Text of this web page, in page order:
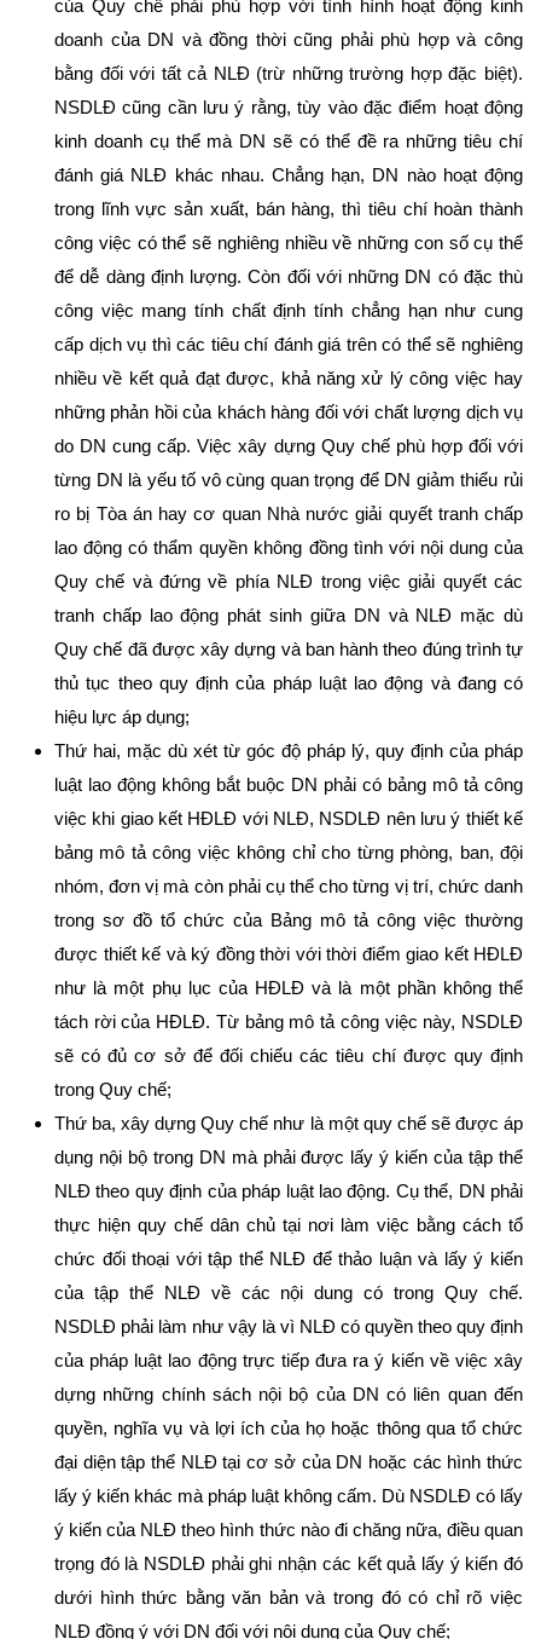
của Quy chế phải phù hợp với tình hình hoạt động kinh
doanh của DN và đồng thời cũng phải phù hợp và công
bằng đối với tất cả NLĐ (trừ những trường hợp đặc biệt).
NSDLĐ cũng cần lưu ý rằng, tùy vào đặc điểm hoạt động
kinh doanh cụ thể mà DN sẽ có thể đề ra những tiêu chí
đánh giá NLĐ khác nhau. Chẳng hạn, DN nào hoạt động
trong lĩnh vực sản xuất, bán hàng, thì tiêu chí hoàn thành
công việc có thể sẽ nghiêng nhiều về những con số cụ thể
để dễ dàng định lượng. Còn đối với những DN có đặc thù
công việc mang tính chất định tính chẳng hạn như cung
cấp dịch vụ thì các tiêu chí đánh giá trên có thể sẽ nghiêng
nhiều về kết quả đạt được, khả năng xử lý công việc hay
những phản hồi của khách hàng đối với chất lượng dịch vụ
do DN cung cấp. Việc xây dựng Quy chế phù hợp đối với
từng DN là yếu tố vô cùng quan trọng để DN giảm thiểu rủi
ro bị Tòa án hay cơ quan Nhà nước giải quyết tranh chấp
lao động có thẩm quyền không đồng tình với nội dung của
Quy chế và đứng về phía NLĐ trong việc giải quyết các
tranh chấp lao động phát sinh giữa DN và NLĐ mặc dù
Quy chế đã được xây dựng và ban hành theo đúng trình tự
thủ tục theo quy định của pháp luật lao động và đang có
hiệu lực áp dụng;
Thứ hai, mặc dù xét từ góc độ pháp lý, quy định của pháp
luật lao động không bắt buộc DN phải có bảng mô tả công
việc khi giao kết HĐLĐ với NLĐ, NSDLĐ nên lưu ý thiết kế
bảng mô tả công việc không chỉ cho từng phòng, ban, đội
nhóm, đơn vị mà còn phải cụ thể cho từng vị trí, chức danh
trong sơ đồ tổ chức của Bảng mô tả công việc thường
được thiết kế và ký đồng thời với thời điểm giao kết HĐLĐ
như là một phụ lục của HĐLĐ và là một phần không thể
tách rời của HĐLĐ. Từ bảng mô tả công việc này, NSDLĐ
sẽ có đủ cơ sở để đối chiếu các tiêu chí được quy định
trong Quy chế;
Thứ ba, xây dựng Quy chế như là một quy chế sẽ được áp
dụng nội bộ trong DN mà phải được lấy ý kiến của tập thể
NLĐ theo quy định của pháp luật lao động. Cụ thể, DN phải
thực hiện quy chế dân chủ tại nơi làm việc bằng cách tổ
chức đối thoại với tập thể NLĐ để thảo luận và lấy ý kiến
của tập thể NLĐ về các nội dung có trong Quy chế.
NSDLĐ phải làm như vậy là vì NLĐ có quyền theo quy định
của pháp luật lao động trực tiếp đưa ra ý kiến về việc xây
dựng những chính sách nội bộ của DN có liên quan đến
quyền, nghĩa vụ và lợi ích của họ hoặc thông qua tổ chức
đại diện tập thể NLĐ tại cơ sở của DN hoặc các hình thức
lấy ý kiến khác mà pháp luật không cấm. Dù NSDLĐ có lấy
ý kiến của NLĐ theo hình thức nào đi chăng nữa, điều quan
trọng đó là NSDLĐ phải ghi nhận các kết quả lấy ý kiến đó
dưới hình thức bằng văn bản và trong đó có chỉ rõ việc
NLĐ đồng ý với DN đối với nội dung của Quy chế;